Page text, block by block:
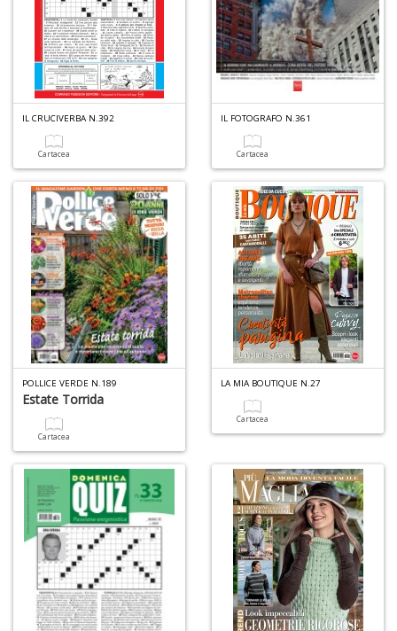
IL CRUCIVERBA N.392
Cartacea
IL FOTOGRAFO N.361
Cartacea
POLLICE VERDE N.189
Estate Torrida
Cartacea
LA MIA BOUTIQUE N.27
Cartacea